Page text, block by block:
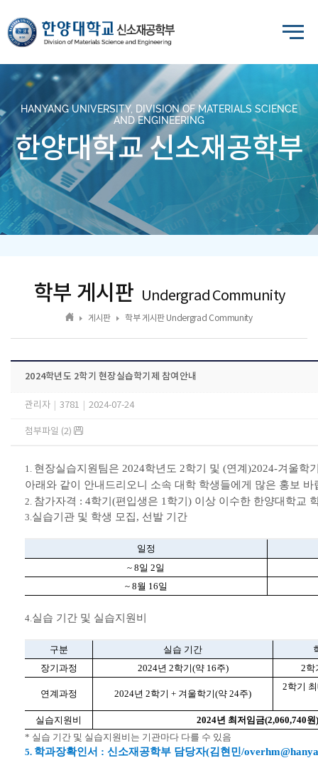
HANYANG UNIVERSITY, DIVISION OF MATERIALS SCIENCE
AND ENGINEERING
한양대학교 신소재공학부
학부 게시판 Undergrad Community
게시판 학부 게시판 Undergrad Community
2024학년도 2학기 현장실습학기제 참여안내
관리자 3781 2024-07-24
첨부파일 (2)
1. 현장실습지원팀은 2024학년도 2학기 및 (연계)2024-겨울학
아래와 같이 안내드리오니 소속 대학 학생들에게 많은 홍보 바
2. 참가자격 : 4학기(편입생은 1학기) 이상 이수한 한양대학교
3.실습기관 및 학생 모집, 선발 기간
일정
~ 8일 2일
~ 8월 16일
4.실습 기간 및 실습지원비
구분 실습 기간
장기과정
2024년 2학기(약 16주) 2학
연계과정 2024년 2학기 + 겨울학기(약 24주)
2학기
실습지원비
2024년 최저임금(2,060,740
* 실습 기간 및 실습지원비는 기관마다 다를 수 있음
5. 학과장확인서 : 신소재공학부 담당자(김현민/